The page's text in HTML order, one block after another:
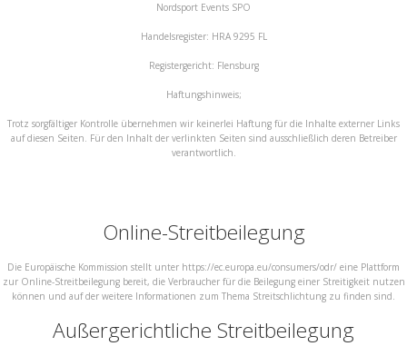
Nordsport Events SPO
Handelsregister: HRA 9295 FL
Registergericht: Flensburg
Haftungshinweis;
Trotz sorgfältiger Kontrolle übernehmen wir keinerlei Haftung für die Inhalte externer Links
auf diesen Seiten. Für den Inhalt der verlinkten Seiten sind ausschließlich deren Betreiber
verantwortlich.
Online-Streitbeilegung
Die Europäische Kommission stellt unter https://ec.europa.eu/consumers/odr/ eine Plattform
zur Online-Streitbeilegung bereit, die Verbraucher für die Beilegung einer Streitigkeit nutzen
können und auf der weitere Informationen zum Thema Streitschlichtung zu finden sind.
Außergerichtliche Streitbeilegung